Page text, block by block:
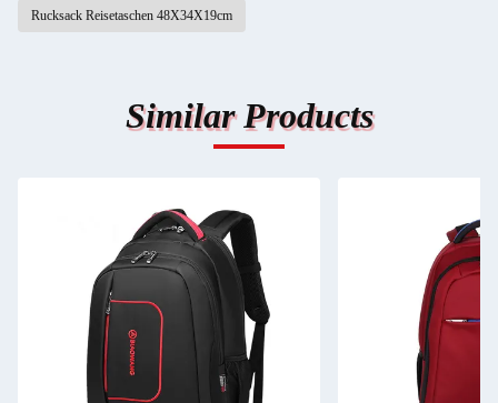
Rucksack Reisetaschen 48X34X19cm
Similar Products